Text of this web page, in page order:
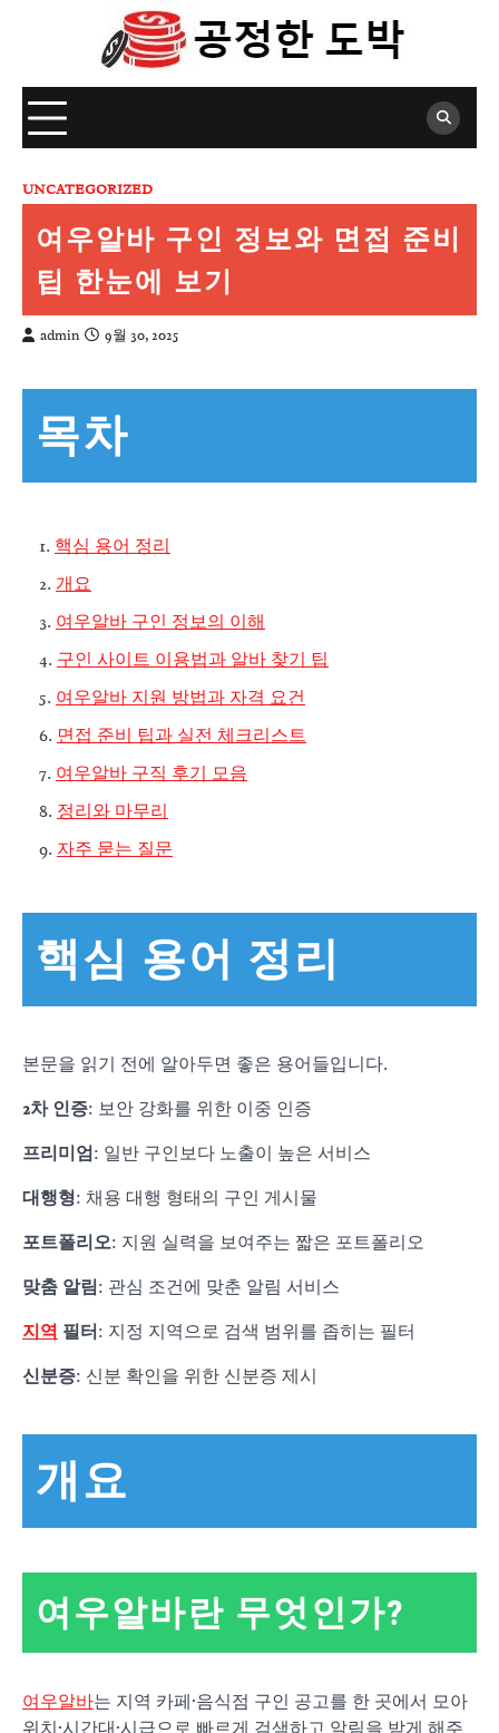
UNCATEGORIZED
여우알바 구인 정보와 면접 준비
팁 한눈에 보기
admin 9월 30, 2025
목차
핵심 용어 정리
개요
여우알바 구인 정보의 이해
구인 사이트 이용법과 알바 찾기 팁
여우알바 지원 방법과 자격 요건
면접 준비 팁과 실전 체크리스트
여우알바 구직 후기 모음
정리와 마무리
자주 묻는 질문
핵심 용어 정리
본문을 읽기 전에 알아두면 좋은 용어들입니다.
2차 인증: 보안 강화를 위한 이중 인증
프리미엄 : 일반 구인보다 노출이 높은 서비스
대행형: 채용 대행 형태의 구인 게시물
포트폴리오: 지원 실력을 보여주는 짧은 포트폴리오
맞춤 알림 : 관심 조건에 맞춘 알림 서비스
지역 필터 : 지정 지역으로 검색 범위를 좁히는 필터
신분증: 신분 확인을 위한 신분증 제시
개요
여우알바란 무엇인가?
여우알바는 지역 카페·음식점 구인 공고를 한 곳에서 모아
위치·시간대·시급으로 빠르게 검색하고 알림을 받게 해주